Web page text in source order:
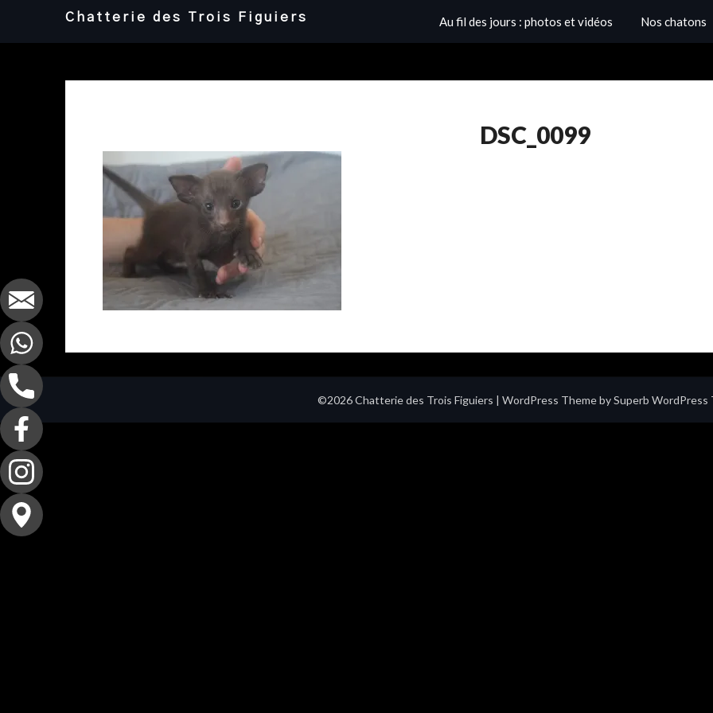
Chatterie des Trois Figuiers Au fil des jours : photos et vidéos Nos chatons
DSC_0099
©2026 Chatterie des Trois Figuiers | WordPress Theme bySuperb WordPress